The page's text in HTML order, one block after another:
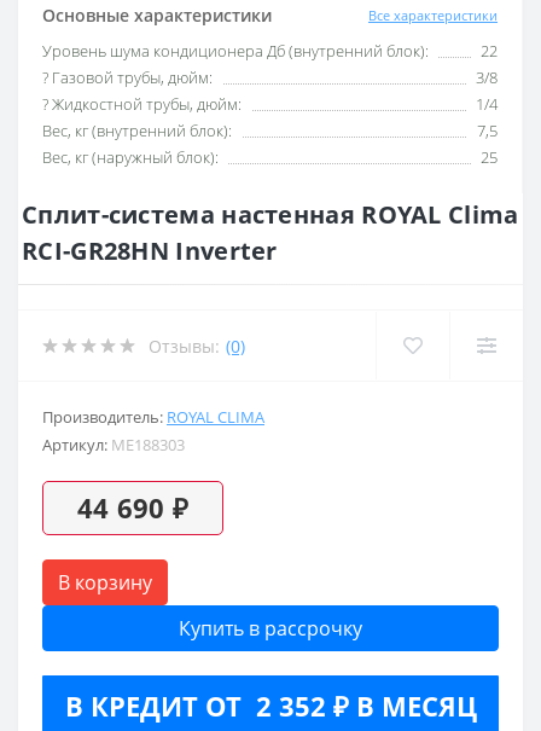
Основные характеристики Все характеристики
Уровень шума кондиционера Дб (внутренний блок):
22
? Газовой трубы, дюйм:
3/8
? Жидкостной трубы, дюйм:
1/4
Вес, кг (внутренний блок):
7,5
Вес, кг (наружный блок):
25
Сплит-система настенная ROYAL Clima
RCI-GR28HN Inverter
Отзывы: (0)
Производитель: ROYAL CLIMA
Артикул: ME188303
44 690 ₽
В корзину
Купить в рассрочку
В КРЕДИТ ОТ 2 352 ₽ В МЕСЯЦ